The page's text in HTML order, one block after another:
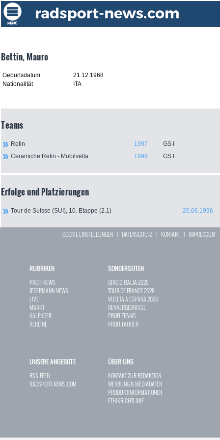
Bettin, Mauro
Geburtsdatum
21.12.1968
Nationalität
ITA
Teams
Refin 1997
GS I
Ceramiche Refin - Mobilvetta
1996 GS I
Erfolge und Platzierungen
Tour de Suisse (SUI), 10. Etappe (2.1) 20.06.1996
COOKIE EINSTELLUNGEN | DATENSCHUTZ | KONTAKT| IMPRESSUM
RUBRIKEN
PROFI-NEWS
JEDERMANN-NEWS
LIVE
MARKT
KALENDER
VEREINE
SONDERSEITEN
GIRO D`ITALIA 2026
TOUR DE FRANCE 2026
VUELTA A ESPAÑA 2026
RENNERGEBNISSE
PROFI-TEAMS
PROFI-FAHRER
UNSERE ANGEBOTE
RSS-FEED
RADSPORT-NEWS.COM
ÜBER UNS
KONTAKT ZUR REDAKTION
WERBUNG & MEDIADATEN
PRODUKTINFORMATIONEN
ETHIKRICHTLINIE